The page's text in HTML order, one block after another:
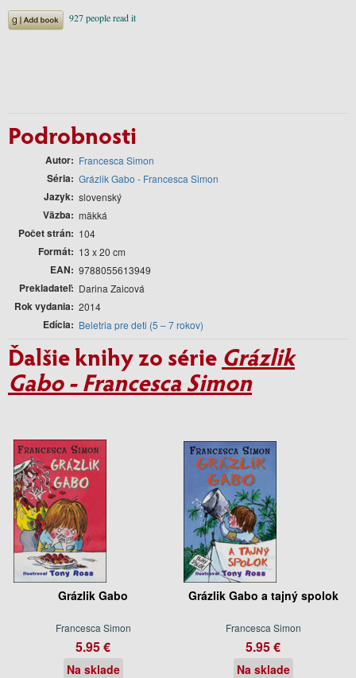
Podrobnosti
Autor Francesca Simon
Séria Grázlik Gabo - Francesca Simon
Jazyk slovenský
Väzba mäkká
Počet strán 104
Formát 13 x 20 cm
EAN 9788055613949
Prekladateľ Darina Zaicová
Rok vydania 2014
Edícia Beletria pre deti (5 – 7 rokov)
Ďalšie knihy zo série Grázlik
Gabo - Francesca Simon
Grázlik Gabo
Francesca Simon
5.95 €
Na sklade
Grázlik Gabo a tajný spolok
Francesca Simon
5.95 €
Na sklade